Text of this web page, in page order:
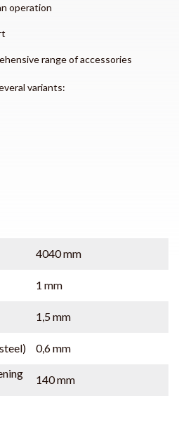
operation
range of accessories
variants:
4040 mm
1 mm
1,5 mm
0,6 mm
140 mm